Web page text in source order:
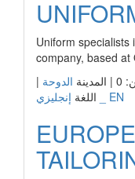
Uniform specialists
company, based at
الدوحة |
اللغة إنجليزي _ EN